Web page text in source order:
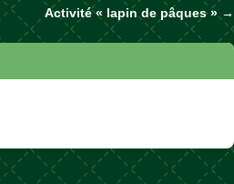
articles
Activité « lapin de pâques » →